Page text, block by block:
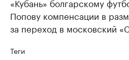
Попову компенсации в
за переход в московский
Теги